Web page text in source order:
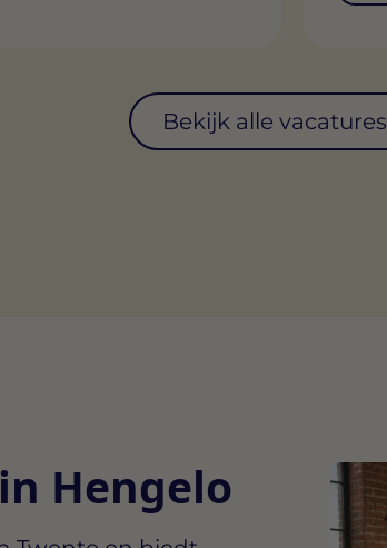
Bekijk alle vacatures
Hengelo